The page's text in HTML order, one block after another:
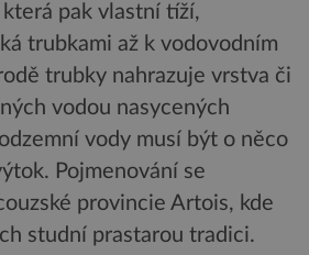
pak vlastní tíží,
trubkami až k vodovodním
trubky nahrazuje vrstva či
vodou nasycených
vody musí být o něco
Pojmenování se
provincie Artois, kde
studní prastarou tradici.